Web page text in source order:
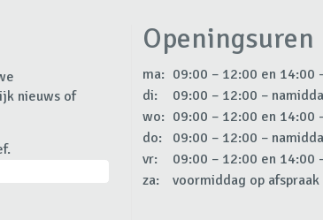
nieuws of
Openingsuren
ma: 09:00 – 12:00 en 14:00
di:
09:00 – 12:00 –
wo: 09:00 – 12:00 en 14:00
do:
09:00 – 12:00 –
vr:
09:00 – 12:00 en 14:00
za:
voormiddag op afspraak